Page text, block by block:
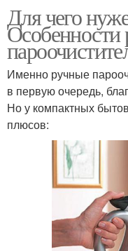
Для чего
Именно ручные
в первую очередь,
Но у компактных
плюсов: